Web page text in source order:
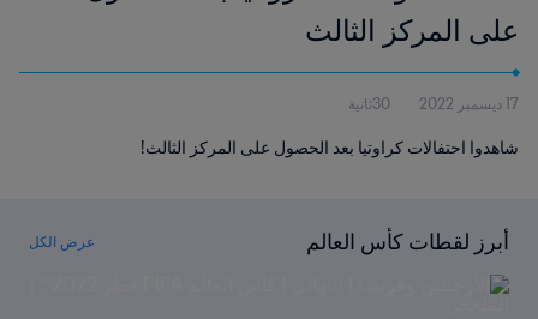
على المركز الثالث
17 ديسمبر 2022 30ثانية
شاهدوا احتفالات كراوتيا بعد الحصول على المركز الثالث!
أبرز لقطات كأس العالم عرض الكل